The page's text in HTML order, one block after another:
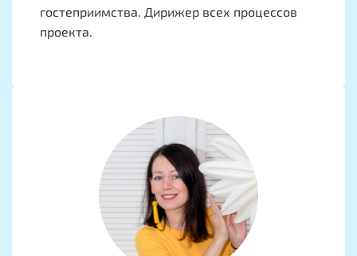
гостеприимства. Дирижер всех процессов
проекта.